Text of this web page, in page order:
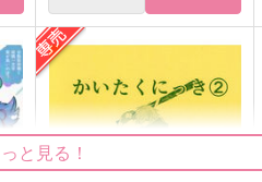
Tokyo Table Trip
ShiroMi
787円（税込）
と見る！